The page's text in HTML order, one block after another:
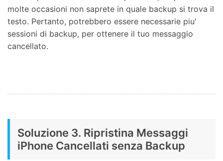
molte occasioni non saprete in quale backup si trova il
testo. Pertanto, potrebbero essere necessarie piu'
sessioni di backup, per ottenere il tuo messaggio
cancellato.
Soluzione 3. Ripristina Messaggi
iPhone Cancellati senza Backup